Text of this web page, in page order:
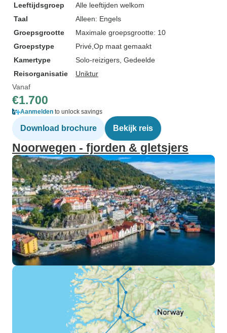
Leeftijdsgroep
Alle leeftijden welkom
Taal
Alleen: Engels
Groepsgrootte
Maximale groepsgrootte: 10
Groepstype
Privé Op maat gemaakt
Kamertype
Solo-reizigers, Gedeelde
Reisorganisatie
Uniktur
Vanaf
€1.700
Aanmelden to unlock savings
Download brochure Bekijk reis
Noorwegen - fjorden & gletsjers